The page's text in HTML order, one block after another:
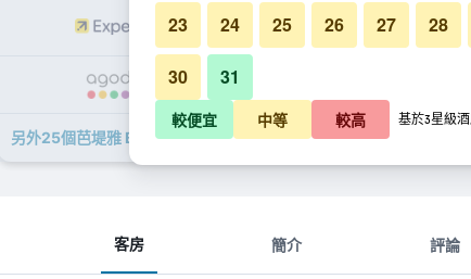
HK$129 查看優惠
另外25個芭堤雅 B2 號海景精品經濟型酒店 - 薩塔希普​的優惠
客房 簡介 評論
23 24 25 26 27 28
30 31
較便宜 中等 較高 基於3星級